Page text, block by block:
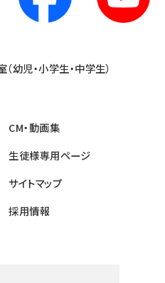
幼児・小学生・中学生）
CM・動画集
生徒様専用ページ
サイトマップ
採用情報